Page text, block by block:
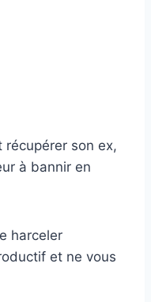
récupérer son ex,
à bannir en
harceler
et ne vous